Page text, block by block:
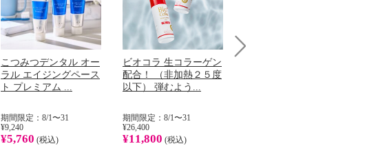
こつみつデンタル オー
ラル エイジングペース
ト プレミアム ...
期間限定：8/1〜31
¥9,240
¥5,760 (税込)
ビオコラ 生コラーゲン
配合！ （非加熱２５度
以下） 弾むよう...
期間限定：8/1〜31
¥26,400
¥11,800 (税込)